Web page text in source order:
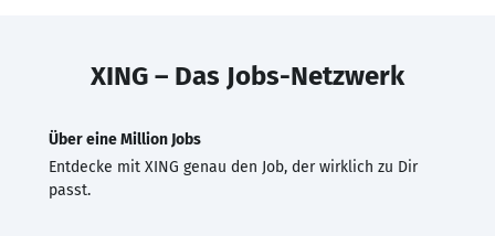
XING – Das Jobs-Netzwerk
Über eine Million Jobs
Entdecke mit XING genau den Job, der wirklich zu Dir
passt.